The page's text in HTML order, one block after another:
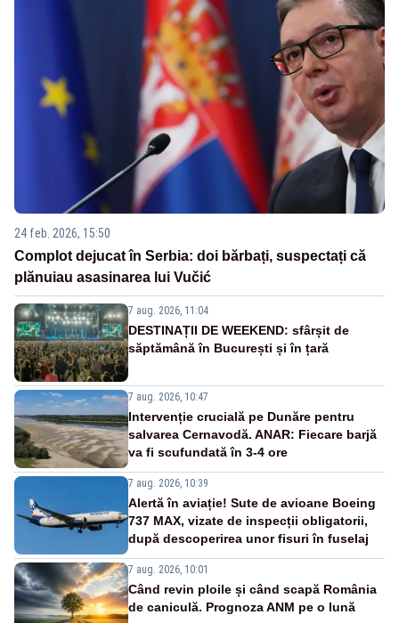
24 feb. 2026, 15:50
Complot dejucat în Serbia: doi bărbați, suspectați că
plănuiau asasinarea lui Vučić
7 aug. 2026, 11:04
DESTINAȚII DE WEEKEND: sfârșit de
săptămână în București și în țară
7 aug. 2026, 10:47
Intervenție crucială pe Dunăre pentru
salvarea Cernavodă. ANAR: Fiecare barjă
va fi scufundată în 3-4 ore
7 aug. 2026, 10:39
Alertă în aviație! Sute de avioane Boeing
737 MAX, vizate de inspecții obligatorii,
după descoperirea unor fisuri în fuselaj
7 aug. 2026, 10:01
Când revin ploile și când scapă România
de caniculă. Prognoza ANM pe o lună